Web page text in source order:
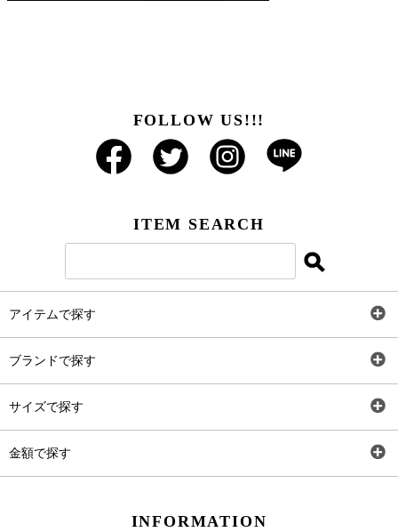
FOLLOW US!!!
ITEM SEARCH
アイテムで探す
ブランドで探す
サイズで探す
金額で探す
INFORMATION